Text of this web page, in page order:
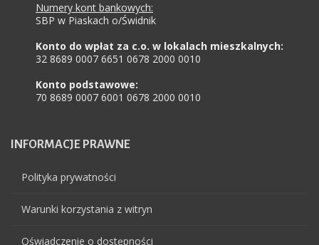
Numery kont bankowych:
SBP w Piaskach o/Świdnik
Konto do wpłat za c.o. w lokalach mieszkalnych:
32 8689 0007 6651 0678 2000 0010
Konto podstawowe:
70 8689 0007 6001 0678 2000 0010
INFORMACJE PRAWNE
Polityka prywatności
Warunki korzystania z witryn
Oświadczenie o dostępności